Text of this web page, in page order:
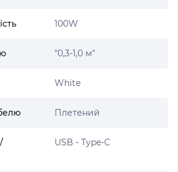
100W
"0,3-1,0 м"
White
Плетений
USB - Type-C